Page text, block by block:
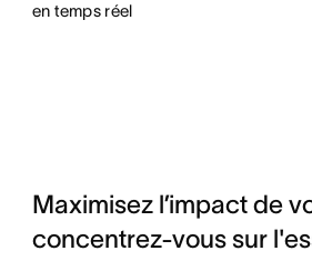
en temps réel
Maximisez l’impact de
concentrez-vous sur